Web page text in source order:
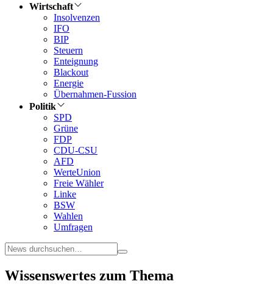
Wirtschaft
Insolvenzen
IFO
BIP
Steuern
Enteignung
Blackout
Energie
Übernahmen-Fussion
Politik
SPD
Grüne
FDP
CDU-CSU
AFD
WerteUnion
Freie Wähler
Linke
BSW
Wahlen
Umfragen
Wissenswertes zum Thema